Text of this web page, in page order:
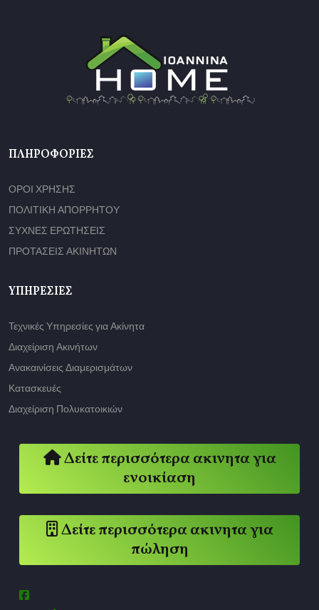
ΠΛΗΡΟΦΟΡΊΕΣ
ΟΡΟΙ ΧΡΗΣΗΣ
ΠΟΛΙΤΙΚΗ ΑΠΟΡΡΗΤΟΥ
ΣΥΧΝΕΣ ΕΡΩΤΗΣΕΙΣ
ΠΡΟΤΑΣΕΙΣ ΑΚΙΝΗΤΩΝ
ΥΠΗΡΕΣΊΕΣ
Τεχνικές Υπηρεσίες για Ακίνητα
Διαχείριση Ακινήτων
Ανακαινίσεις Διαμερισμάτων
Κατασκευές
Διαχείριση Πολυκατοικιών
Δείτε περισσότερα ακινητα για
ενοικίαση
Δείτε περισσότερα ακινητα για
πώληση